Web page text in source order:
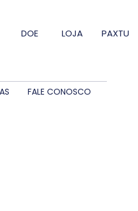
DOE LOJA PAXTU
FALE CONOSCO